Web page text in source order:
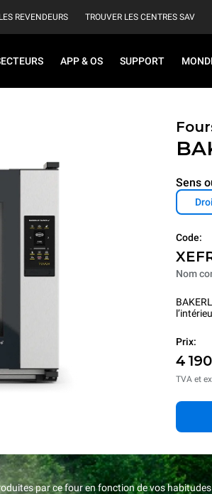
REVENDEURS TROUVER LES CENTRES SAV
APP & OS SUPPORT
Sens
Code:
Nom
Prix:
4
TVA et
par ce four en fonction de vos